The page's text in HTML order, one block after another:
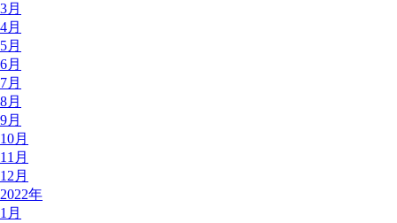
3月
4月
5月
6月
7月
8月
9月
10月
11月
12月
2022年
1月